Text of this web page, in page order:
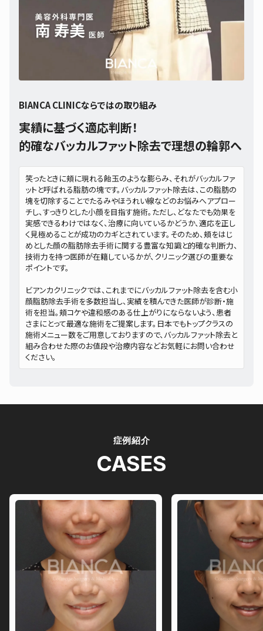
BIANCA CLINICならではの取り組み
実績に基づく適応判断！
的確なバッカルファット除去で理想の輪郭へ
笑ったときに頬に現れる飴玉のような膨らみ、それがバッカルファ
ットと呼ばれる脂肪の塊です。バッカルファット除去は、この脂肪の
塊を切除することでたるみやほうれい線などのお悩みへアプロー
チし、すっきりとした小顔を目指す施術。ただし、どなたでも効果を
実感できるわけではなく、治療に向いているかどうか、適応を正し
く見極めることが成功のカギとされています。そのため、頬をはじ
めとした顔の脂肪除去手術に関する豊富な知識と的確な判断力、
技術力を持つ医師が在籍しているかが、クリニック選びの重要な
ポイントです。
ビアンカクリニックでは、これまでにバッカルファット除去を含む小
顔脂肪除去手術を多数担当し、実績を積んできた医師が診断・施
術を担当。頬コケや違和感のある仕上がりにならないよう、患者
さまにとって最適な施術をご提案します。日本でもトップクラスの
施術メニュー数をご用意しておりますので、バッカルファット除去と
組み合わせた際のお値段や治療内容などお気軽にお問い合わせ
ください。
症例紹介
CASES